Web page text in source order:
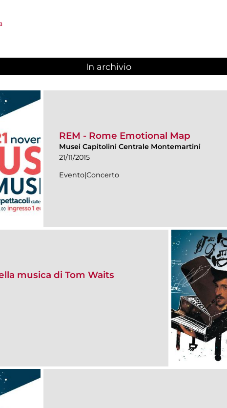
In archivio
REM - Rome Emotional Map
Musei Capitolini Centrale Montemartini
21/11/2015
Evento|Concerto
musica di Tom Waits